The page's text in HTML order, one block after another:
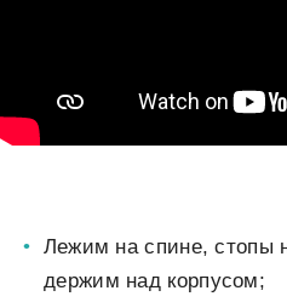
Лежим на спине, стопы
держим над корпусом;